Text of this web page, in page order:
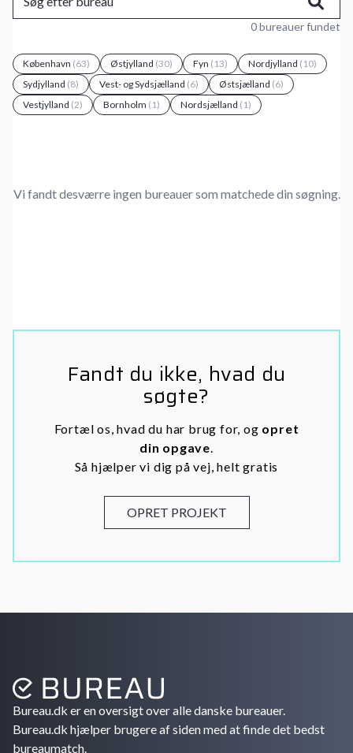
0 bureauer fundet
København (63) Østjylland (30) Fyn (13) Nordjylland (10)
Sydjylland (8) Vest- og Sydsjælland (6) Østsjælland (6)
Vestjylland (2) Bornholm (1) Nordsjælland (1)
Vi fandt desværre ingen bureauer som matchede din søgning.
Fandt du ikke, hvad du
søgte?
Fortæl os, hvad du har brug for, og opret
din opgave.
Så hjælper vi dig på vej, helt gratis
OPRET PROJEKT
Bureau.dk er en oversigt over alle danske bureauer.
Bureau.dk hjælper brugere af siden med at finde det bedst
bureaumatch.